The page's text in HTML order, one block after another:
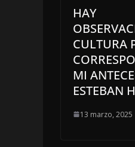
HAY
CULTURA
MI
ESTEBAN
13 marzo, 2025